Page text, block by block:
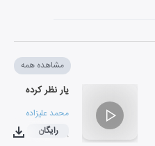
مشاهده همه
یار نظر کرده
محمد علیزاده
۰۳:۲۸رایگان